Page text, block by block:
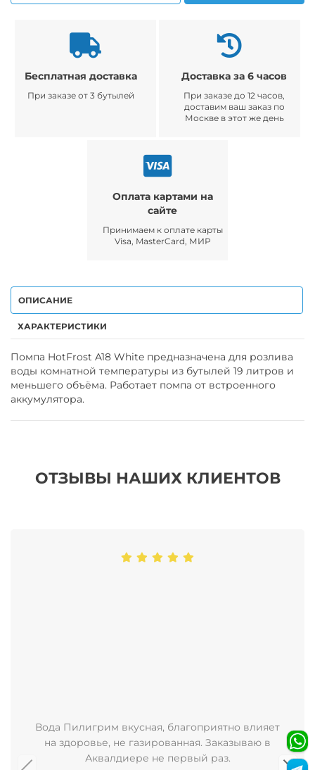
Бесплатная доставка
При заказе от 3 бутылей
Доставка за 6 часов
При заказе до 12 часов,
доставим ваш заказ по
Москве в этот же день
Оплата картами на
сайте
Принимаем к оплате карты
Visa, MasterCard, МИР
ОПИСАНИЕ
ХАРАКТЕРИСТИКИ
Помпа HotFrost A18 White предназначена для розлива
воды комнатной температуры из бутылей 19 литров и
меньшего объёма. Работает помпа от встроенного
аккумулятора.
ОТЗЫВЫ НАШИХ КЛИЕНТОВ
Вода Пилигрим вкусная, благоприятно влияет
на здоровье, не газированная. Заказываю в
Аквалдиере не первый раз.